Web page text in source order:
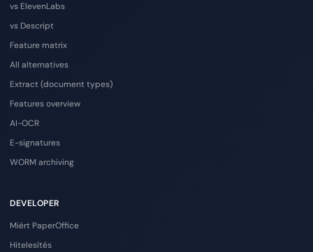
vs ElevenLabs
vs Descript
Feature matrix
All alternatives
Extract (document types)
Features overview
AI-OCR
E-signatures
WORM archiving
DEVELOPER
Miért PaperOffice
Hitelesítés